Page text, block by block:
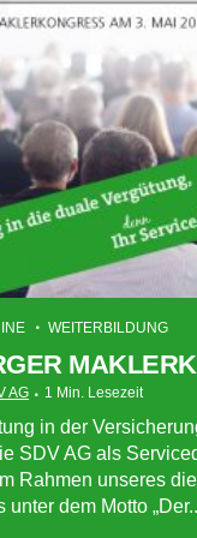
WEITERBILDUNG
AG 1 Min. Lesezeit
in der
SDV AG als
Rahmen unseres
unter dem Motto